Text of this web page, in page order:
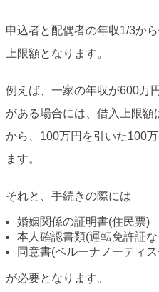
申込者と配偶者の年収1/3か
上限額となります。
例えば、一家の年収が600万
がある場合には、借入上限額
から、100万円を引いた100
ます。
それと、手続きの際には
婚姻関係の証明書(住民票)
本人確認書類(運転免許証
同意書(ベルーナノーティ
が必要となります。